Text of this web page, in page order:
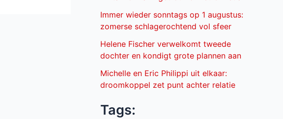
Immer wieder sonntags op 1 augustus:
zomerse schlagerochtend vol sfeer
Helene Fischer verwelkomt tweede
dochter en kondigt grote plannen aan
Michelle en Eric Philippi uit elkaar:
droomkoppel zet punt achter relatie
Tags: